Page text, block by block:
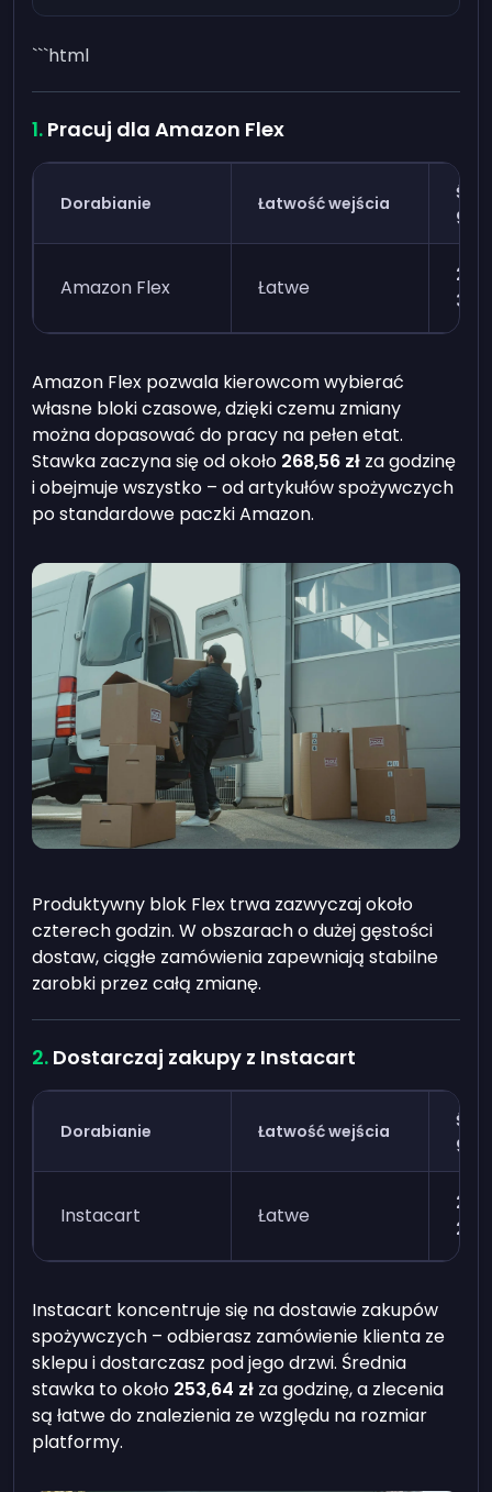
```html
Pracuj dla Amazon Flex
Dorabianie Łatwość wejścia
Amazon Flex Łatwe
Amazon Flex pozwala kierowcom wybierać
własne bloki czasowe, dzięki czemu zmiany
można dopasować do pracy na pełen etat.
Stawka zaczyna się od około 268,56 zł za godzinę
i obejmuje wszystko – od artykułów spożywczych
po standardowe paczki Amazon.
Produktywny blok Flex trwa zazwyczaj około
czterech godzin. W obszarach o dużej gęstości
dostaw, ciągłe zamówienia zapewniają stabilne
zarobki przez całą zmianę.
Dostarczaj zakupy z Instacart
Dorabianie Łatwość wejścia
Instacart Łatwe
Instacart koncentruje się na dostawie zakupów
spożywczych – odbierasz zamówienie klienta ze
sklepu i dostarczasz pod jego drzwi. Średnia
stawka to około 253,64 zł za godzinę, a zlecenia
są łatwe do znalezienia ze względu na rozmiar
platformy.